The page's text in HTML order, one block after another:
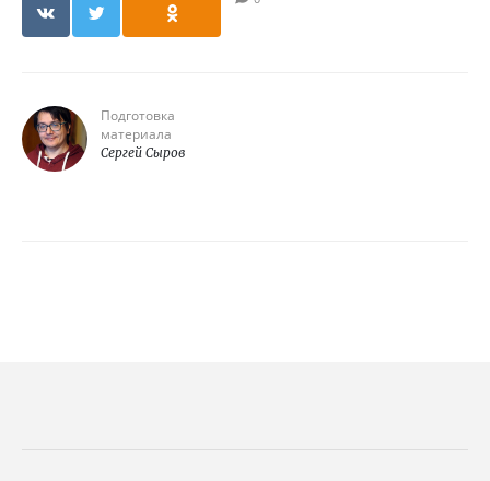
Подготовка
материала
Сергей Сыров